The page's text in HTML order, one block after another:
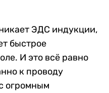
ЭДС индукции,
быстрое
И это всё равно
к проводу
огромным